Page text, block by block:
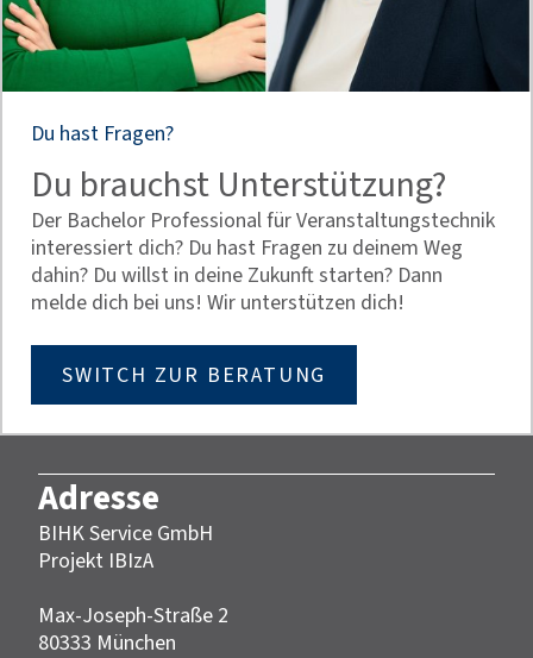
Du hast Fragen?
Du brauchst Unterstützung?
Der Bachelor Professional für Veranstaltungstechnik
interessiert dich? Du hast Fragen zu deinem Weg
dahin? Du willst in deine Zukunft starten? Dann
melde dich bei uns! Wir unterstützen dich!
SWITCH ZUR BERATUNG
Adresse
BIHK Service GmbH
Projekt IBIzA
Max-Joseph-Straße 2
‎80333 München‎‎